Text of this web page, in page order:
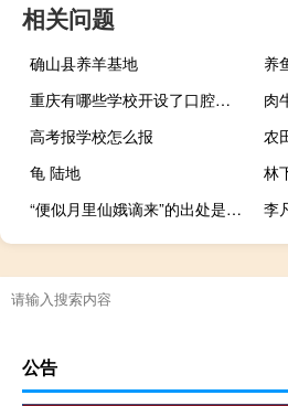
相关问题
确山县养羊基地
养
重庆有哪些学校开设了口腔医学专业
肉
高考报学校怎么报
农
龟 陆地
林
“便似月里仙娥谪来”的出处是哪里
李
公告